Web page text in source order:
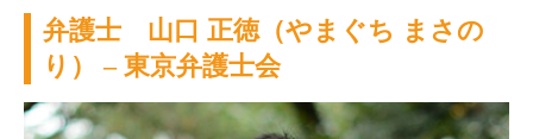
弁護士 山口 正徳（やまぐち まさの
り） – 東京弁護士会